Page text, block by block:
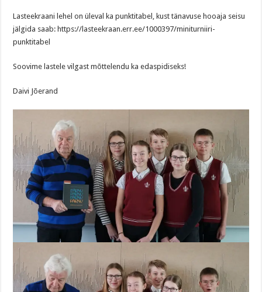
Lasteekraani lehel on üleval ka punktitabel, kust tänavuse hooaja seisu
jälgida saab: https://lasteekraan.err.ee/1000397/miniturniiri-
punktitabel
Soovime lastele vilgast mõttelendu ka edaspidiseks!
Daivi Jõerand